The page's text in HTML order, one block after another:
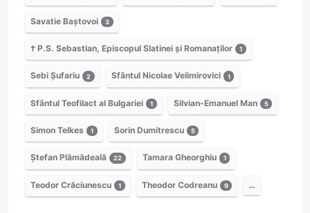
Savatie Baștovoi 3
† P.S. Sebastian, Episcopul Slatinei și Romanaților 1
Sebi Șufariu 2 Sfântul Nicolae Velimirovici 1
Sfântul Teofilact al Bulgariei 1 Silvian-Emanuel Man 5
Simon Telkes 1 Sorin Dumitrescu 5
Ștefan Plămădeală 22 Tamara Gheorghiu 1
Teodor Crăciunescu 1 Theodor Codreanu 9 …